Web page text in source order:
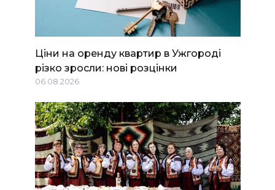
Ціни на оренду квартир в Ужгороді
різко зросли: нові розцінки
06.08.2026